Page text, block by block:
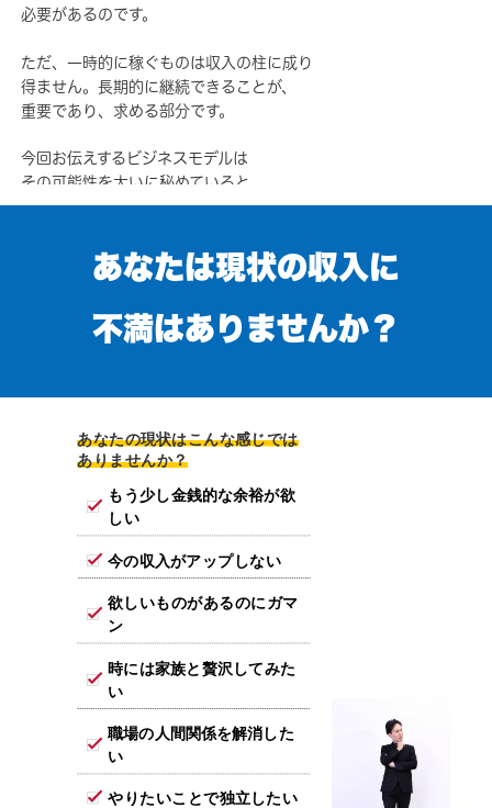
必要があるのです。
ただ、一時的に稼ぐものは収入の柱に成り
得ません。長期的に継続できることが、
重要であり、求める部分です。
今回お伝えするビジネスモデルは
その可能性を大いに秘めていると
確信できるものです。
ですが、このビジネスモデルも
知るだけでは、ものにできません。
この先を読み進めてみてください。
あなたは現状の収入に
不満はありませんか？
あなたの現状はこんな感じでは
ありませんか？
もう少し金銭的な余裕が欲
しい
今の収入がアップしない
欲しいものがあるのにガマ
ン
時には家族と贅沢してみた
い
職場の人間関係を解消した
い
やりたいことで独立したい